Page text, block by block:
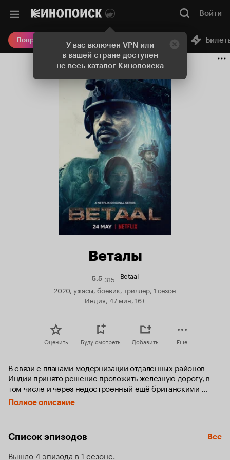
У вас включен VPN или
в вашей стране доступен
не весь каталог Кинопоиска
Войти
Попробовать Плюс Онлайн-кинотеатр
Веталы
5.5Рейтинг
Кинопоиска
315 Betaal
2020, ужасы, боевик, триллер, 1 сезон
Индия, 47 мин, 16+
Оценить Буду смотреть Добавить Еще
В связи с планами модернизации отдалённых районов
Индии принято решение проложить железную дорогу, в
том числе и через недостроенный ещё британскими
колонизаторами туннель в горе. Это место охраняют
местные племена, так как на заваленном камнями туннеле
под предлогом борьбы с террористами призывают отряд
Полное описание
Список эпизодов Все
Вышло 4 эпизода в 1 сезоне